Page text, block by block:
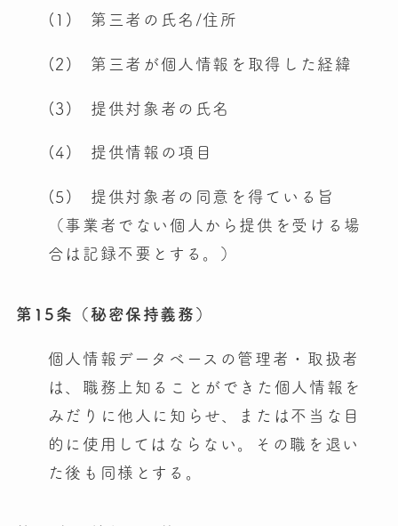
(1) 第三者の氏名/住所
(2) 第三者が個人情報を取得した経緯
(3) 提供対象者の氏名
(4) 提供情報の項目
(5) 提供対象者の同意を得ている旨
（事業者でない個人から提供を受ける場
合は記録不要とする。）
第15条（秘密保持義務）
個人情報データベースの管理者・取扱者
は、職務上知ることができた個人情報を
みだりに他人に知らせ、または不当な目
的に使用してはならない。その職を退い
た後も同様とする。